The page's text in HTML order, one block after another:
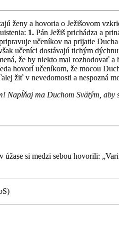
ženy a hovoria o Ježišovom
1. Pán Ježiš prichádza a
učeníkov na prijatie
učeníci dostávajú tichým
že by niekto mal rozhodovať
hovorí učeníkom, že mocou
žiť v nevedomosti a nespozná
ma Duchom Svätým,
si medzi sebou hovorili: